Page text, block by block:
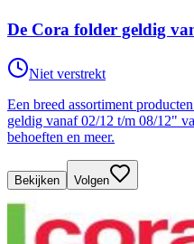
De Cora folder geldig
Niet verstrekt
Een breed assortiment
geldig vanaf 02/12 t/m 08/12"
behoeften en meer.
Bekijken Volgen